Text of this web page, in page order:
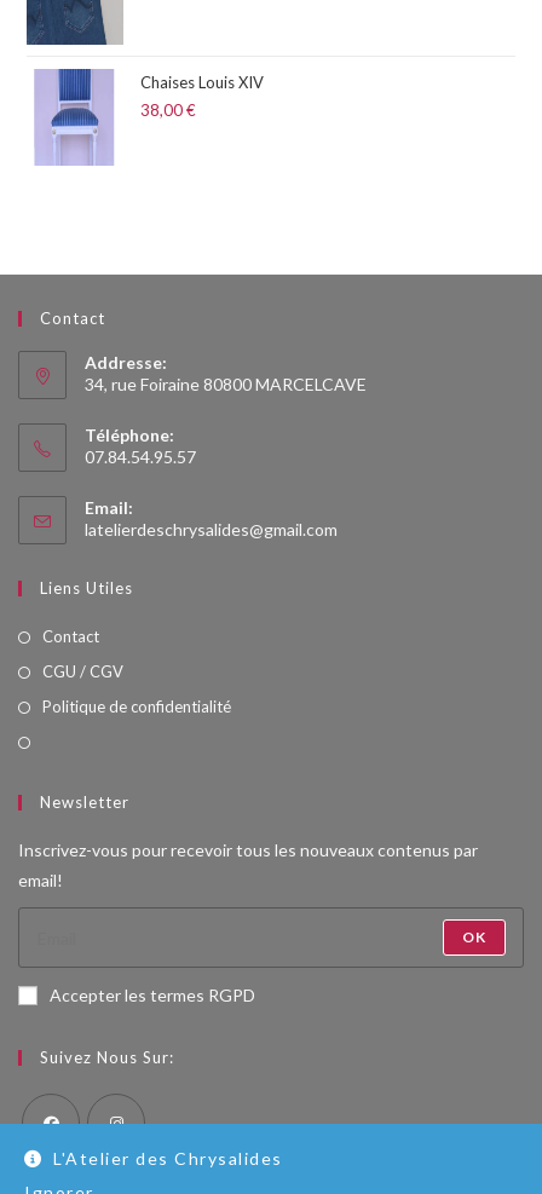
L'Atelier des Chrysalides
Chaises Louis XIV
38,00€
Contact
Addresse:
34, rue Foiraine 80800 MARCELCAVE
Téléphone:
07.84.54.95.57
Email:
latelierdeschrysalides@gmail.com
Liens Utiles
Contact
CGU / CGV
Politique de confidentialité
Newsletter
Inscrivez-vous pour recevoir tous les nouveaux contenus par
email!
OK
Accepter les termes RGPD
Suivez Nous Sur:
S’ouvre S’ouvre